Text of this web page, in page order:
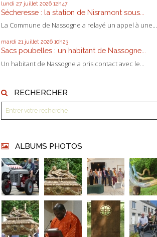
lundi 27 juillet 2026 12h47
Sécheresse : la station de Nisramont sous...
La Commune de Nassogne a relayé un appel à une...
mardi 21 juillet 2026 10h23
Sacs poubelles : un habitant de Nassogne...
Un habitant de Nassogne a pris contact avec le...
RECHERCHER
ALBUMS PHOTOS